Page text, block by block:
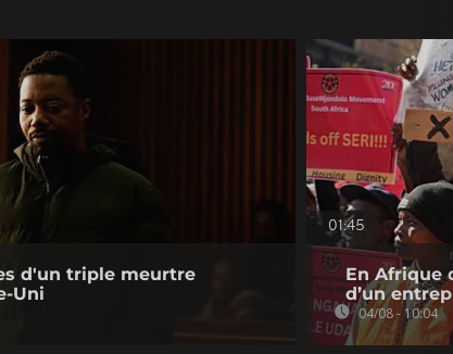
d'un triple meurtre
Uni
01:45
En Afrique
d’un
04/08 - 10:04